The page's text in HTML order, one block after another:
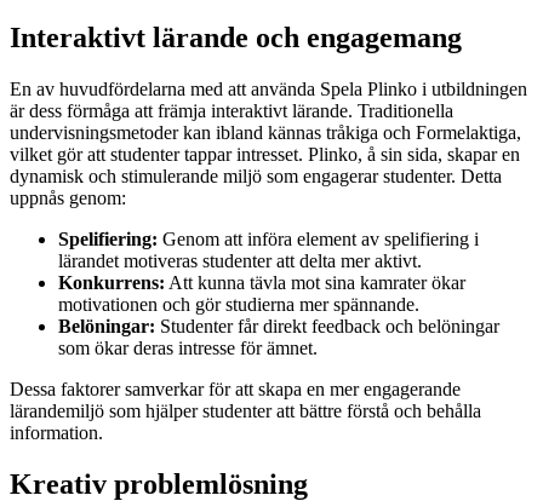
Interaktivt lärande och engagemang
En av huvudfördelarna med att använda Spela Plinko i utbildningen
är dess förmåga att främja interaktivt lärande. Traditionella
undervisningsmetoder kan ibland kännas tråkiga och Formelaktiga,
vilket gör att studenter tappar intresset. Plinko, å sin sida, skapar en
dynamisk och stimulerande miljö som engagerar studenter. Detta
uppnås genom:
Spelifiering: Genom att införa element av spelifiering i
lärandet motiveras studenter att delta mer aktivt.
Konkurrens: Att kunna tävla mot sina kamrater ökar
motivationen och gör studierna mer spännande.
Belöningar: Studenter får direkt feedback och belöningar
som ökar deras intresse för ämnet.
Dessa faktorer samverkar för att skapa en mer engagerande
lärandemiljö som hjälper studenter att bättre förstå och behålla
information.
Kreativ problemlösning